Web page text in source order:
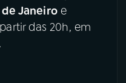
Janeiroe
das 20h, em